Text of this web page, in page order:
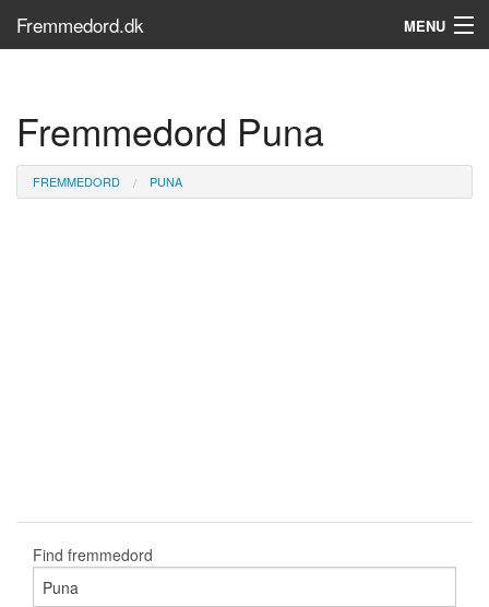
Fremmedord.dk MENU
Søg...
Find bøger
Fremmedord Puna
FREMMEDORD PUNA
Find fremmedord